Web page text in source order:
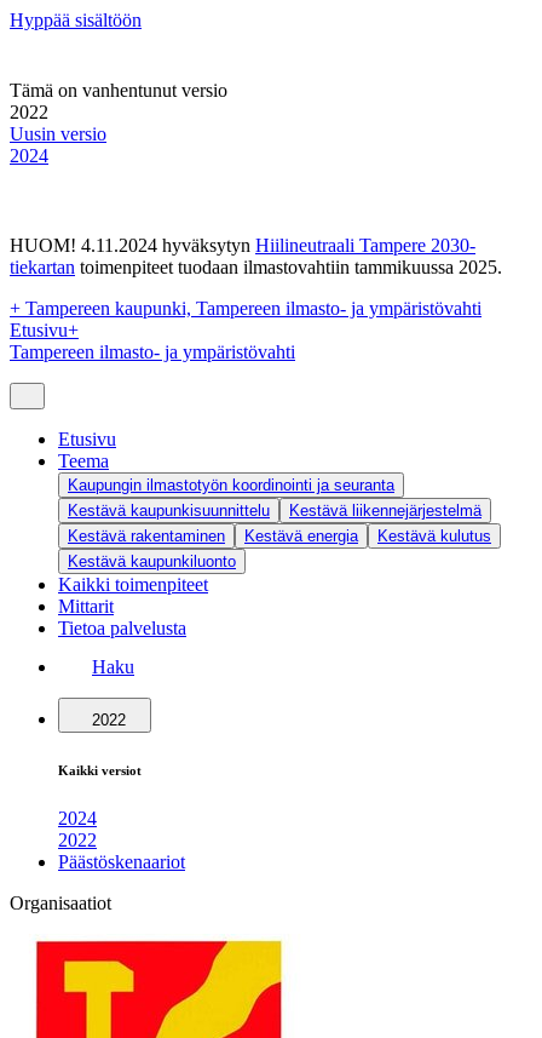
Hyppää sisältöön
Tämä on vanhentunut versio
2022
Uusin versio
2024
HUOM! 4.11.2024 hyväksytyn Hiilineutraali Tampere 2030-
tiekartan toimenpiteet tuodaan ilmastovahtiin tammikuussa 2025.
+ Tampereen kaupunki, Tampereen ilmasto- ja ympäristövahti
Etusivu+
Tampereen ilmasto- ja ympäristövahti
Etusivu
Teema
Kaupungin ilmastotyön koordinointi ja seuranta
Kestävä kaupunkisuunnittelu
Kestävä liikennejärjestelmä
Kestävä rakentaminen
Kestävä energia
Kestävä kulutus
Kestävä kaupunkiluonto
Kaikki toimenpiteet
Mittarit
Tietoa palvelusta
Haku
2022
Kaikki versiot
2024
2022
Päästöskenaariot
Organisaatiot